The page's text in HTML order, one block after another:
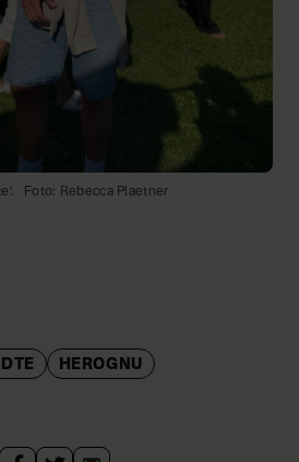
Foto: Rebecca Plaetner
HEROGNU